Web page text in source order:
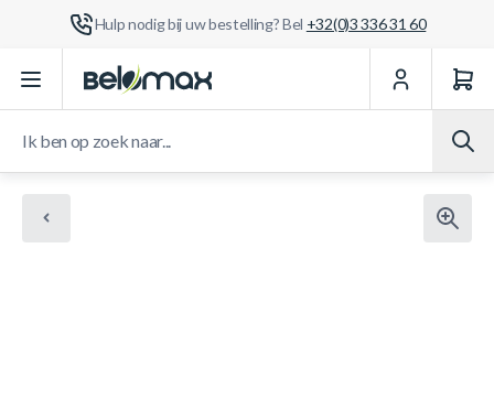
Hulp nodig bij uw bestelling? Bel +32(0)3 336 31 60
Ga naar de inhoud